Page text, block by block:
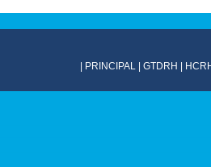
PRINCIPAL| GTDRH